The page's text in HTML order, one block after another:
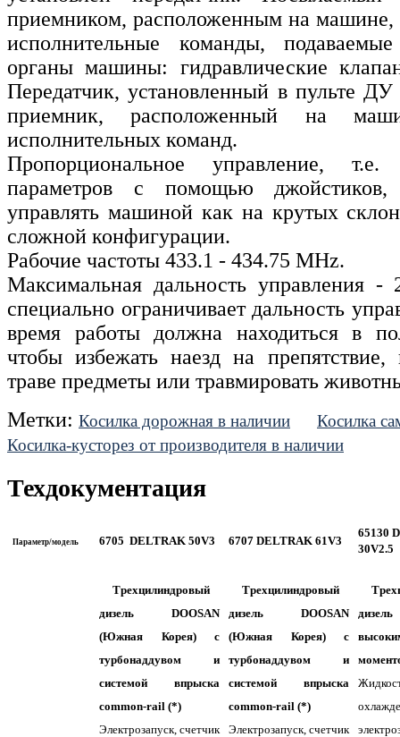
приемником, расположенным на машине,
исполнительные команды,
органы машины: гидравлические
Передатчик, установленный в пульте ДУ
приемник, расположенный на
исполнительных команд.
Пропорциональное управление,
параметров с помощью джойстиков,
управлять машиной как на крутых
сложной конфигурации.
Рабочие частоты 433.1 - 434.75 MHz.
Максимальная дальность управления -
специально ограничивает дальность
время работы должна находиться в
чтобы избежать наезд на
траве предметы или травмировать
Метки: Косилка дорожная в наличии
Косилка
Косилка-кусторез от производителя в наличии
Техдокументация
Параметр/модель 6705 DELTRAK 50V3 6707 DELTRAK 61V3
65130
30V2.5
Трехцилиндровый
дизель DOOSAN
(Южная Корея) с
турбонаддувом и
системой впрыска
common-rail (*)
Электрозапуск, счетчик
Трехцилиндровый
дизель DOOSAN
(Южная Корея) с
турбонаддувом и
системой впрыска
common-rail (*)
Электрозапуск, счетчик